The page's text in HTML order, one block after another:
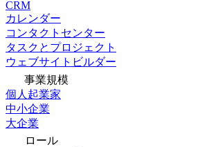
CRM
カレンダー
コンタクトセンター
タスクとプロジェクト
ウェブサイトビルダー
事業規模
個人起業家
中小企業
大企業
ロール